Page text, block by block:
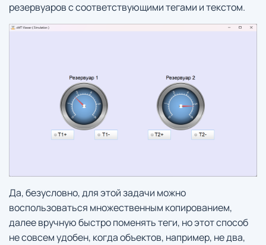
резервуаров с соответствующими тегами и текстом.
Да, безусловно, для этой задачи можно
воспользоваться множественным копированием,
далее вручную быстро поменять теги, но этот способ
не совсем удобен, когда объектов, например, не два,